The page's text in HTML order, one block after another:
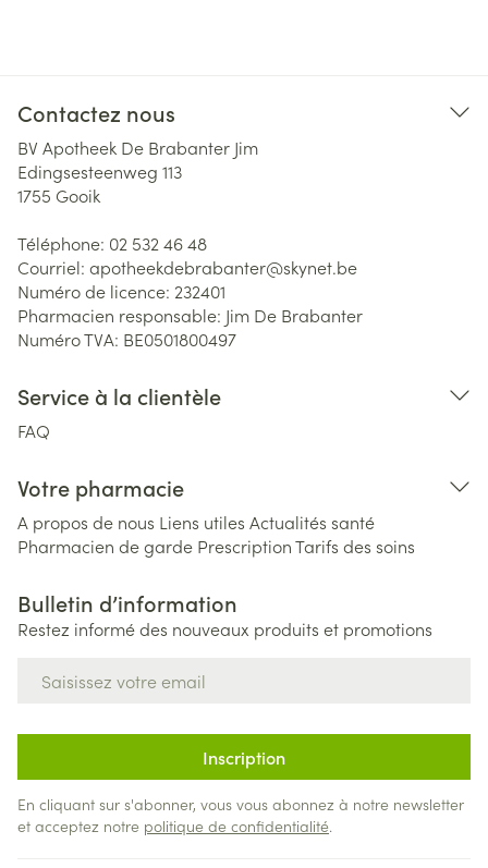
Contactez nous
BV Apotheek De Brabanter Jim
Edingsesteenweg 113
1755 Gooik
Téléphone: 02 532 46 48
Courriel: apotheekdebrabanter@skynet.be
Numéro de licence: 232401
Pharmacien responsable: Jim De Brabanter
Numéro TVA: BE0501800497
Service à la clientèle
FAQ
Votre pharmacie
A propos de nous Liens utiles Actualités santé
Pharmacien de garde PrescriptionTarifs des soins
Bulletin d’information
Restez informé des nouveaux produits et promotions
Inscription
En cliquant sur s'abonner, vous vous abonnez à notre newsletter
et acceptez notre politique de confidentialité.